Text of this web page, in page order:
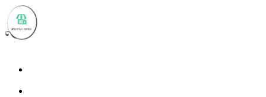
Ir
al
contenido